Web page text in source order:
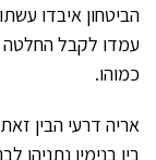
הביטחון איבדו
עמדו לקבל החלטה
כמוהו.
אריה דרעי הבין